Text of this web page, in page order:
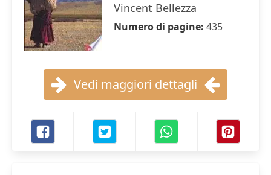
Vincent Bellezza
Numero di pagine: 435
Vedi maggiori dettagli